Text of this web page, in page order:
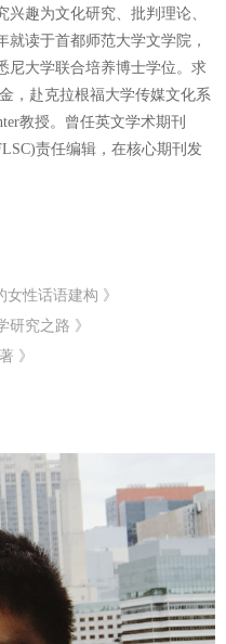
趣为文化研究、批判理论、
就读于首都师范大学文学院，
尼大学联合培养博士学位。求
，赴克拉根福大学传媒文化系
教授。曾任英文学术期刊
责任编辑，在核心期刊发
女性话语建构 》
究之路 》
》
的女性话语建构》
素》
》